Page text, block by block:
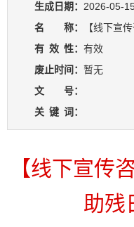
生成日期： 2026-05-
名 称：
【线下宣
有 效 性： 有效
废止时间： 暂无
文 号：
关 键 词：
【线下宣传
助残